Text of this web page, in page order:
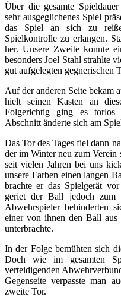
Über die gesamte
sehr ausgeglichenes Spiel
das Spiel an sich zu
Spielkontrolle zu erlangen.
her. Unsere Zweite konnte
besonders Joel Stahl strahlte
gut aufgelegten gegnerischen
Auf der anderen Seite bekam
hielt seinen Kasten an
Folgerichtig ging es torlos
Abschnitt änderte sich am
Das Tor des Tages fiel dann
der im Winter neu zum Verein
seit vielen Jahren bei uns
unsere Farben einen langen
brachte er das Spielgerät
geriet der Ball jedoch zum
Abwehrspieler behinderten
einer von ihnen den Ball
unterbrachte.
In der Folge bemühten sich
Doch wie im gesamten
verteidigenden
Gegenseite verpasste man
zweite Tor.